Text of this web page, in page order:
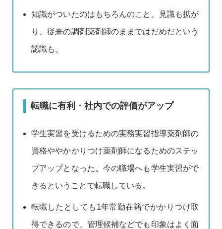
知識がついたのはもちろんのこと、見識も拡が
り、従来の調剤薬剤師のままではだめだという
認識も。
転職に有利・社内での評価がアップ
学生実習を受けるための実務実習指導薬剤師の
資格ややかかりつけ薬剤師になるためのステッ
プアップとなった。今の職場へも学生実習がで
きるということで転職している。
転職したとしても1年常勤在籍でかかりつけ取
得できるので、管理候補などでも印象はよく面